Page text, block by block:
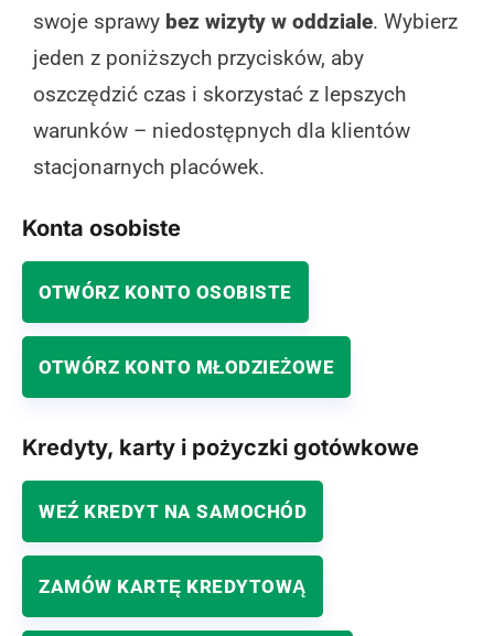
swoje sprawy bez wizyty w oddziale. Wybierz
jeden z poniższych przycisków, aby
oszczędzić czas i skorzystać z lepszych
warunków – niedostępnych dla klientów
stacjonarnych placówek.
Konta osobiste
OTWÓRZ KONTO OSOBISTE
OTWÓRZ KONTO MŁODZIEŻOWE
Kredyty, karty i pożyczki gotówkowe
WEŹ KREDYT NA SAMOCHÓD
ZAMÓW KARTĘ KREDYTOWĄ